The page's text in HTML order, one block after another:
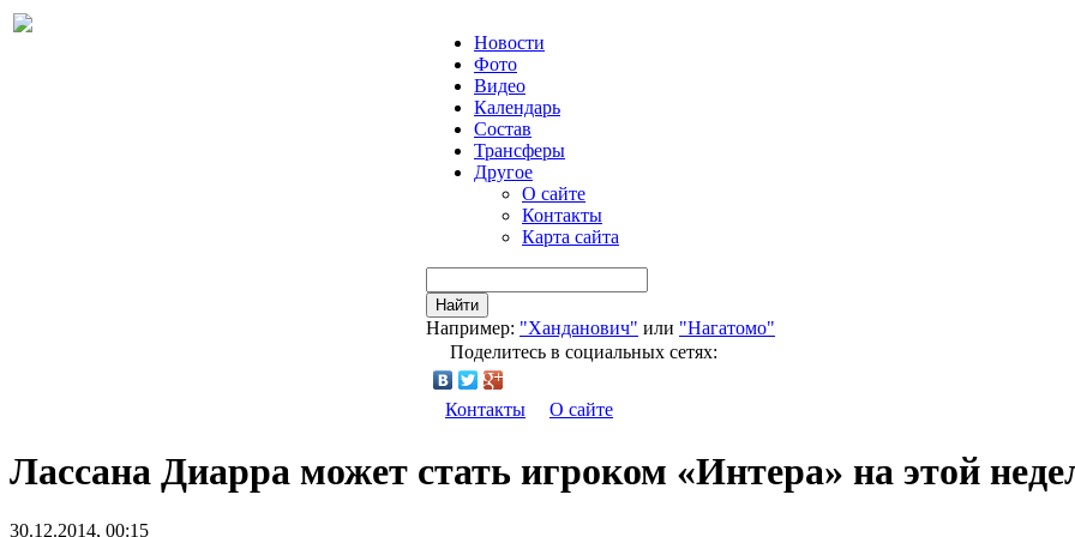
Новости
Фото
Видео
Календарь
Состав
Трансферы
Другое
О сайте
Контакты
Карта сайта
Найти
Например: "Ханданович" или "Нагатомо"
Поделитесь в социальных сетях:
Контакты О сайте
Лассана Диарра может стать игроком «Интера» на этой
30.12.2014, 00:15